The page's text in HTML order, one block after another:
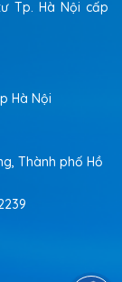
Tp. Hà Nội cấp
Hà Nội
Thành phố Hồ